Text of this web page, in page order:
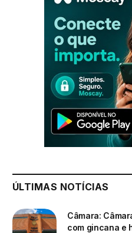
ÚLTIMAS NOTÍCIAS
Câmara:
com gincana e